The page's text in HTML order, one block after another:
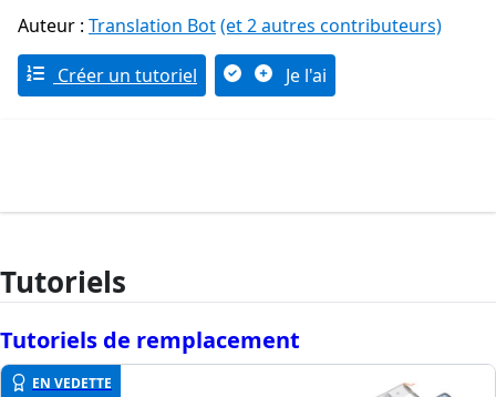
Auteur : Translation Bot(et 2 autres contributeurs)
Créer un tutoriel Je l'ai
Tutoriels
Tutoriels de remplacement
EN VEDETTE